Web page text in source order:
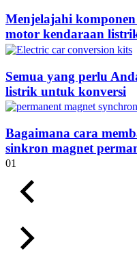
Menjelajahi
motor kendaraan
Semua yang perlu
listrik untuk konversi
Bagaimana cara
sinkron magnet
01